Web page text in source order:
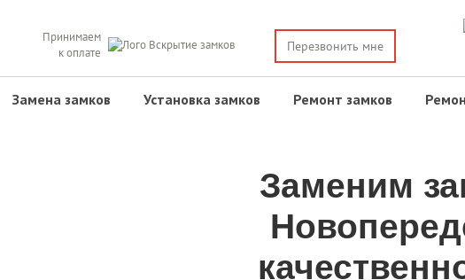
Принимаем
к оплате
Перезвонить мне
Замена замков Установка замков Ремонт замков
Заменим